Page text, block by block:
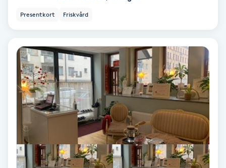
LPG-massage
Luggklippning
Lymfmassage
Läpptatuering
Presentkort Friskvård